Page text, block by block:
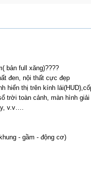
bản full xăng)????
đen, nội thất cực đẹp
hiển thị trên kính
trời toàn cảnh, màn hình
v.v….
- gầm - động cơ)